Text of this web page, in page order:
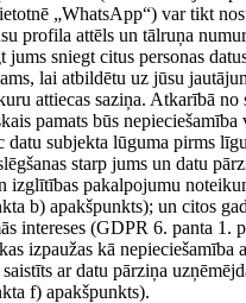
„WhatsApp“) var tikt
profila attēls un tālruņa
jums sniegt citus personas
lai atbildētu uz jūsu
attiecas saziņa. Atkarībā no
pamats būs nepieciešamība
datu subjekta lūguma pirms
starp jums un datu
izglītības pakalpojumu
b) apakšpunkts); un citos
intereses (GDPR 6. panta 1.
izpaužas kā nepieciešamība
ar datu pārziņa
f) apakšpunkts).